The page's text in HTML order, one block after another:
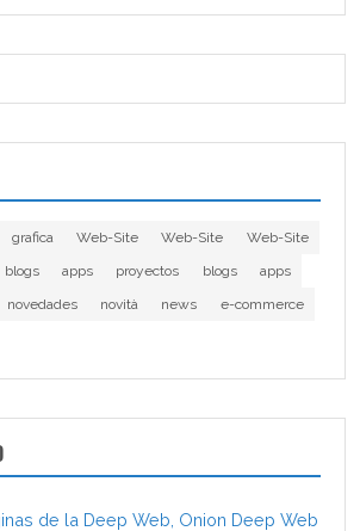
grafica Web-Site Web-Site
Web-Site
blogs apps proyectos blogs
apps
novedades novità news
e-commerce
de la Deep Web, Onion Deep Web